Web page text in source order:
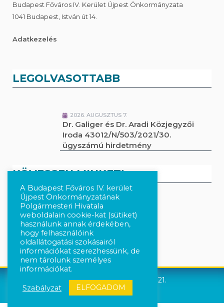
Budapest Főváros IV. Kerület Újpest Önkormányzata
1041 Budapest, István út 14.
Adatkezelés
LEGOLVASOTTABB
2026. AUGUSZTUS 7.
Dr. Galiger és Dr. Aradi Közjegyzői
Iroda 43012/N/503/2021/30.
ügyszámú hirdetmény
KÖVESSEN MINKET!
Kövesse a híreket Facebook-on
Követés Instagram-on
Újpest Önkormányzata © 2021.
A Budapest Főváros IV. kerület
Újpest Önkormányzatának
Polgármesteri Hivatala
weboldalain cookie-kat (sütiket)
használunk annak érdekében,
hogy felhasználóink
oldallátogatási szokásairól
információkat szerezhessünk, de
nem tárolunk személyes
információkat.
Szabályzat ELFOGADOM